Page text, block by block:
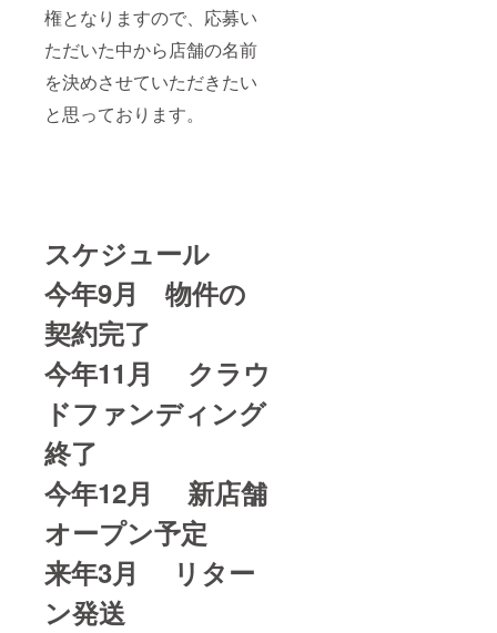
権となりますので、応募い
ただいた中から店舗の名前
を決めさせていただきたい
と思っております。
スケジュール
今年9月 物件の
契約完了
今年11月 クラウ
ドファンディング
終了
今年12月 新店舗
オープン予定
来年3月 リター
ン発送